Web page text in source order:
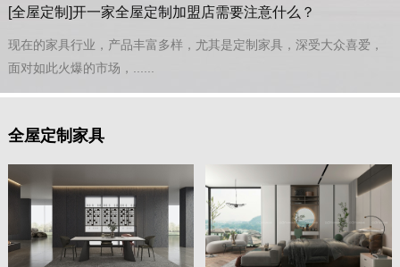
[全屋定制]开一家全屋定制加盟店需要注意什么？
现在的家具行业，产品丰富多样，尤其是定制家具，深受大众喜爱，
面对如此火爆的市场，......
全屋定制家具